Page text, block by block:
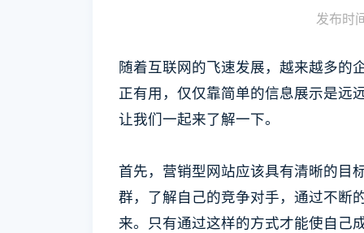
发布时
随着互联网的飞速发展，越来越多的
正有用，仅仅靠简单的信息展示是远
让我们一起来了解一下。
首先，营销型网站应该具有清晰的目
群，了解自己的竞争对手，通过不断
来。只有通过这样的方式才能使自己